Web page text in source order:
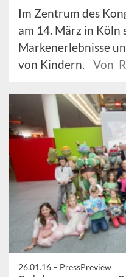
Im Zentrum des
am 14. März in
Markenerlebnisse
von Kindern.
Von
26.01.16 – PressPreview